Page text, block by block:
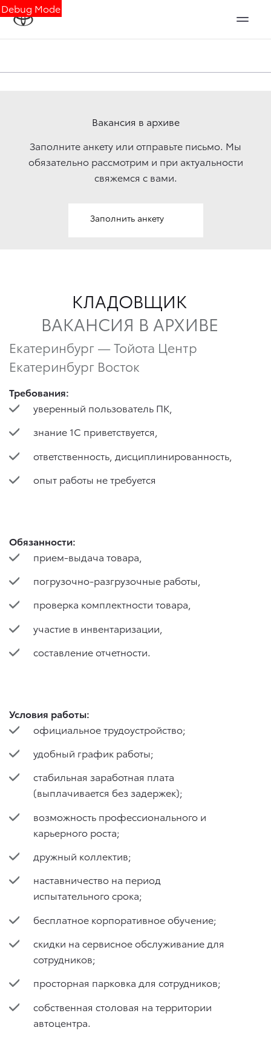
Debug Mode
Вакансия в архиве
Заполните анкету или отправьте письмо. Мы
обязательно рассмотрим и при актуальности
свяжемcя с вами.
Заполнить анкету
КЛАДОВЩИК
ВАКАНСИЯ В АРХИВЕ
Екатеринбург — Тойота Центр
Екатеринбург Восток
Требования:
уверенный пользователь ПК,
знание 1С приветствуется,
ответственность, дисциплинированность,
опыт работы не требуется
Обязанности:
прием-выдача товара,
погрузочно-разгрузочные работы,
проверка комплектности товара,
участие в инвентаризации,
составление отчетности.
Условия работы:
официальное трудоустройство;
удобный график работы;
стабильная заработная плата
(выплачивается без задержек);
возможность профессионального и
карьерного роста;
дружный коллектив;
наставничество на период
испытательного срока;
бесплатное корпоративное обучение;
скидки на сервисное обслуживание для
сотрудников;
просторная парковка для сотрудников;
собственная столовая на территории
автоцентра.